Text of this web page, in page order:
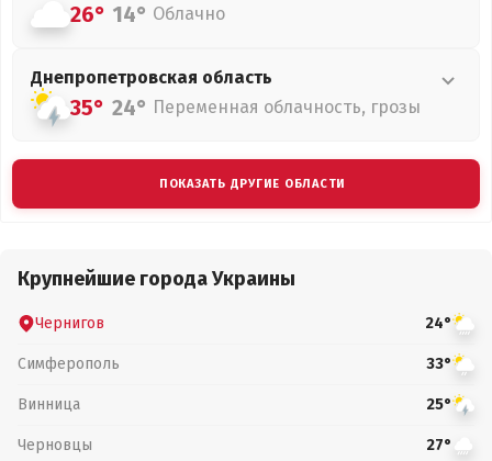
26° 14° Облачно
Днепропетровская область
35° 24° Переменная облачность, грозы
ПОКАЗАТЬ ДРУГИЕ ОБЛАСТИ
Крупнейшие города Украины
Чернигов 24°
Симферополь 33°
Винница 25°
Черновцы 27°